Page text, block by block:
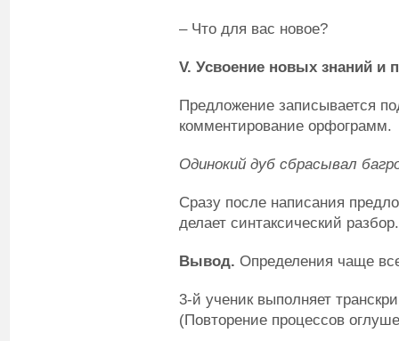
– Что для вас новое?
V. Усвоение новых знаний и
Предложение записывается
комментирование орфограмм.
Одинокий дуб сбрасывал
Сразу после написания
делает синтаксический разбор.
Вывод. Определения чаще
3-й ученик выполняет
(Повторение процессов